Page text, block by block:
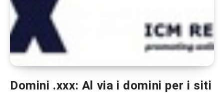
Domini .xxx: Al via i domini per i siti